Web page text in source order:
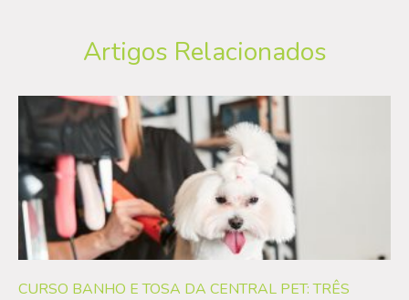
Artigos Relacionados
CURSO BANHO E TOSA DA CENTRAL PET: TRÊS